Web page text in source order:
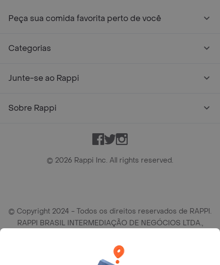
Peça sua comida favorita perto de você
Categorias
Junte-se ao Rappi
Sobre Rappi
Facebook
TwitterInstagram
© 2026 Rappi Inc. All rights reserved.
© Copyright 2024 - Todos os direitos reservados de RAPPI.
RAPPI BRASIL INTERMEDIAÇÃO DE NEGÓCIOS LTDA.,
conj. 91, Lado A, Cerqueira Cesar, São Paulo/SP CEP. 01414-
905, CNPJ/MF n° 26.900.161/0001-25.